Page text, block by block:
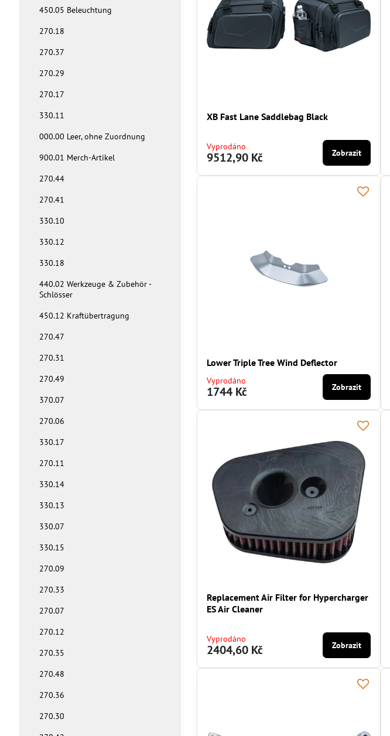
XB Fast Lane Saddlebag Black
Vyprodáno
9512,90 Kč Zobrazit
Lower Triple Tree Wind Deflector
Vyprodáno
1744 Kč Zobrazit
Replacement Air Filter for Hypercharger
ES Air Cleaner
Vyprodáno
2404,60 Kč Zobrazit
450.05 Beleuchtung
270.18
270.37
270.29
270.17
330.11
000.00 Leer, ohne Zuordnung
900.01 Merch-Artikel
270.44
270.41
330.10
330.12
330.18
440.02 Werkzeuge & Zubehör -
Schlösser
450.12 Kraftübertragung
270.47
270.31
270.49
370.07
270.06
330.17
270.11
330.14
330.13
330.07
330.15
270.09
270.33
270.07
270.12
270.35
270.48
270.36
270.30